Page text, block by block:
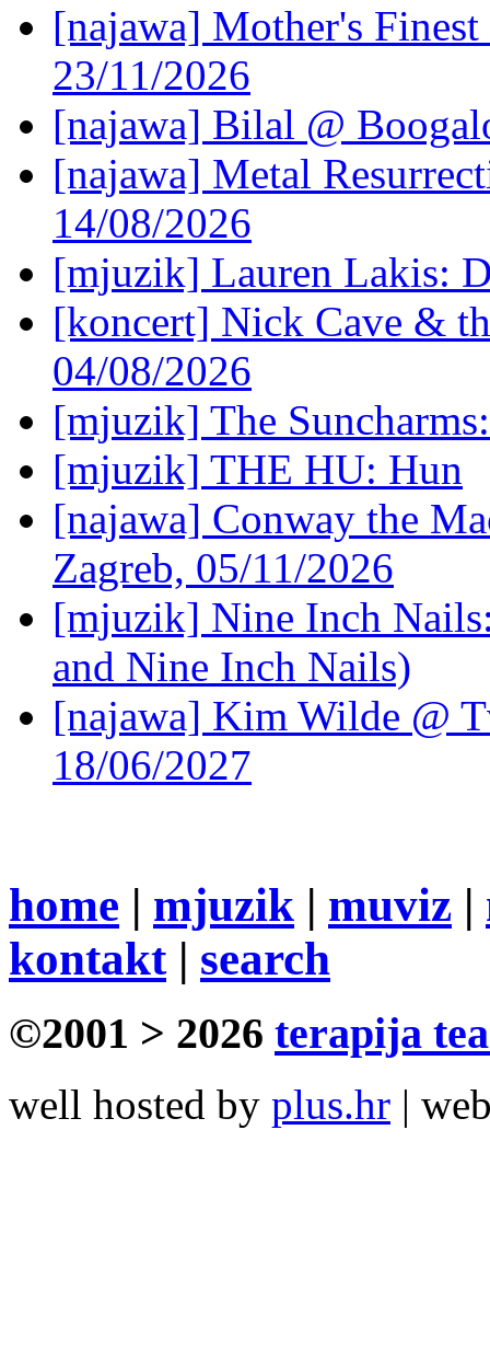
[najawa] Mother's
23/11/2026
[najawa] Bilal @
[najawa] Metal
14/08/2026
[mjuzik] Lauren Lakis:
[koncert] Nick Cave &
04/08/2026
[mjuzik] The
[mjuzik] THE HU: Hun
[najawa] Conway the
Zagreb, 05/11/2026
[mjuzik] Nine Inch
and Nine Inch Nails)
[najawa] Kim Wilde @
18/06/2027
home | mjuzik | muviz |
kontakt| search
©2001 > 2026 terapija
well hosted by plus.hr |